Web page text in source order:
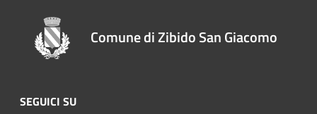
Comune di Zibido San Giacomo
SEGUICI SU